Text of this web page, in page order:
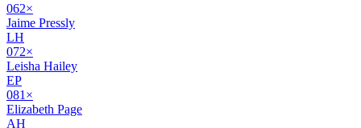
062×
Jaime Pressly
LH
072×
Leisha Hailey
EP
081 ×
Elizabeth Page
AH